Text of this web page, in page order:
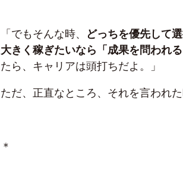
「でもそんな時、 どっちを優先して
大きく稼ぎたいなら「成果を問われ
たら、キャリアは頭打ちだよ。」
ただ、正直なところ、それを言われ
＊